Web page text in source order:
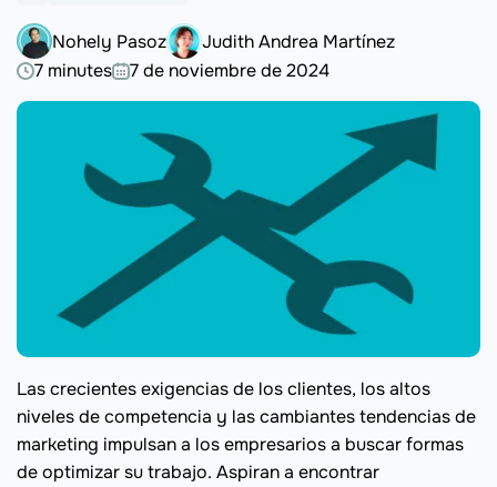
Nohely Pasoz
Judith Andrea Martínez
7 minutes
7 de noviembre de 2024
Las crecientes exigencias de los clientes, los altos
niveles de competencia y las cambiantes tendencias de
marketing impulsan a los empresarios a buscar formas
de optimizar su trabajo. Aspiran a encontrar